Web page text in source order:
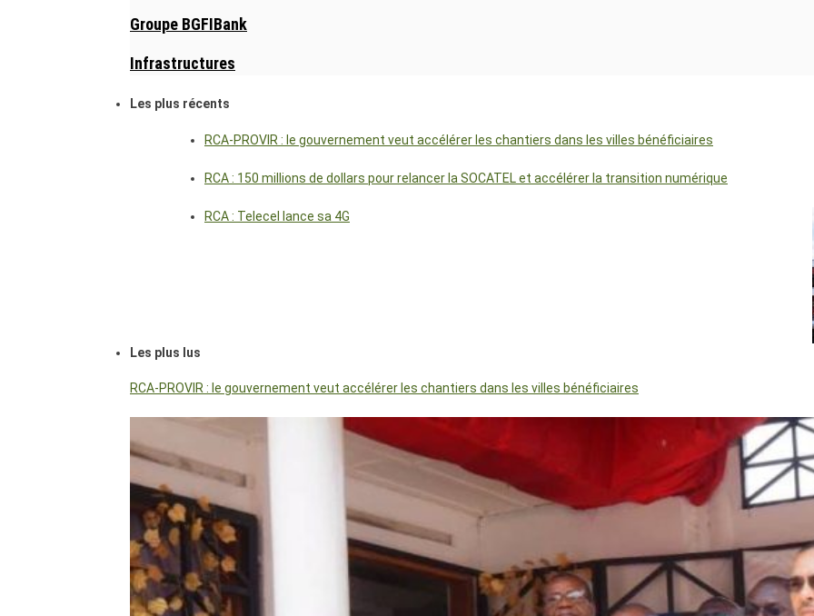
Groupe BGFIBank
Infrastructures
Les plus récents
RCA-PROVIR : le gouvernement veut accélérer les chantiers dans les villes bénéficiaires
RCA : 150 millions de dollars pour relancer la SOCATEL et accélérer la transition numérique
RCA : Telecel lance sa 4G
Les plus lus
RCA-PROVIR : le gouvernement veut accélérer les chantiers dans les villes bénéficiaires